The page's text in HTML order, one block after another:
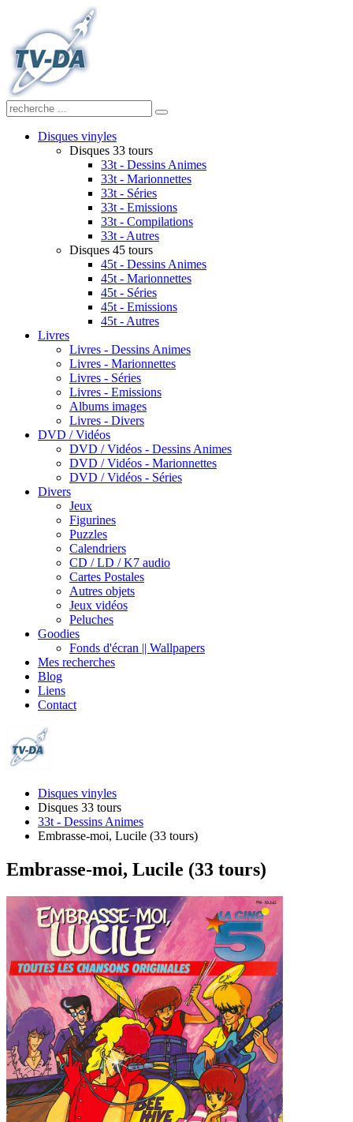
Disques vinyles
Disques 33 tours
33t - Dessins Animes
33t - Marionnettes
33t - Séries
33t - Emissions
33t - Compilations
33t - Autres
Disques 45 tours
45t - Dessins Animes
45t - Marionnettes
45t - Séries
45t - Emissions
45t - Autres
Livres
Livres - Dessins Animes
Livres - Marionnettes
Livres - Séries
Livres - Emissions
Albums images
Livres - Divers
DVD / Vidéos
DVD / Vidéos - Dessins Animes
DVD / Vidéos - Marionnettes
DVD / Vidéos - Séries
Divers
Jeux
Figurines
Puzzles
Calendriers
CD / LD / K7 audio
Cartes Postales
Autres objets
Jeux vidéos
Peluches
Goodies
Fonds d'écran || Wallpapers
Mes recherches
Blog
Liens
Contact
Disques vinyles
Disques 33 tours
33t - Dessins Animes
Embrasse-moi, Lucile (33 tours)
Embrasse-moi, Lucile (33 tours)